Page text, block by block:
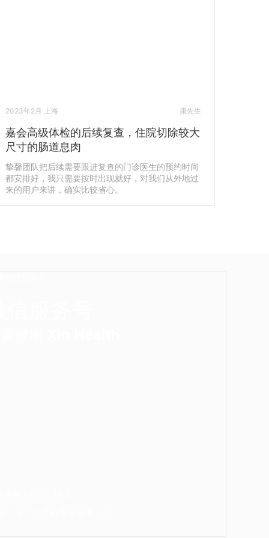
2023年2月 上海 康先生
嘉会高级体检的后续复查，住院切除较大
尺寸的肠道息肉
挚馨团队把后续需要跟进复查的门诊医生的预约时间
都安排好，我只需要按时出现就好，对我们从外地过
来的用户来讲，确实比较省心。